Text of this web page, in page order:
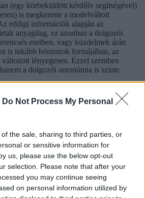
Do Not Process My Personal
the sale, sharing to third parties, or
or sensitive information for
us, please use the below opt-out
selection. Please note that after your
you may continue seeing
on personal information utilized by
(egy körbeküldött kérdőív segítségével)
is megkereste a modelváltott
eddigi információk alapján az
anyagilag, ez azonban a dolgozói
esetben, vagy küzdelmek árán
is inkább bónuszok formájában, az
lényegesen. Ezzel szemben
a dolgozói autonómia is szinte
a dolgozói biztonság is Barna szerint:
folyamatosak az átszervezések,
létre, változnak a ponthatárok stb. A
felettük az átszervezések során.
sincs meg, amit az állami